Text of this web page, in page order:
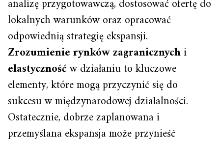
analizę przygotowawczą, dostosować ofertę do
lokalnych warunków oraz opracować
odpowiednią strategię ekspansji.
Zrozumienie rynków zagranicznychi
elastycznośćw działaniu to kluczowe
elementy, które mogą przyczynić się do
sukcesu w międzynarodowej działalności.
Ostatecznie, dobrze zaplanowana i
przemyślana ekspansja może przynieść